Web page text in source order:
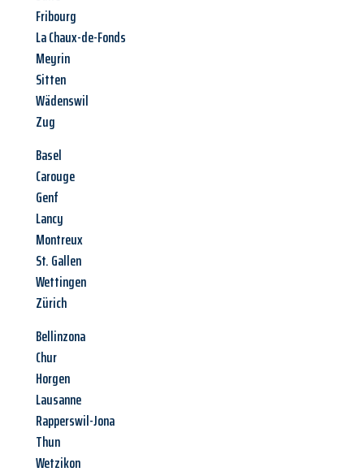
Fribourg
La Chaux-de-Fonds
Meyrin
Sitten
Wädenswil
Zug
Basel
Carouge
Genf
Lancy
Montreux
St. Gallen
Wettingen
Zürich
Bellinzona
Chur
Horgen
Lausanne
Rapperswil-Jona
Thun
Wetzikon